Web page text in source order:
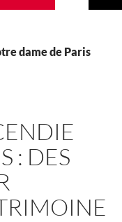
dame de Paris
: DES